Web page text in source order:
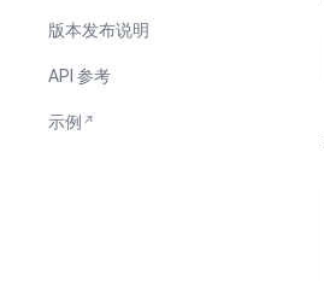
版本发布说明
API 参考
示例